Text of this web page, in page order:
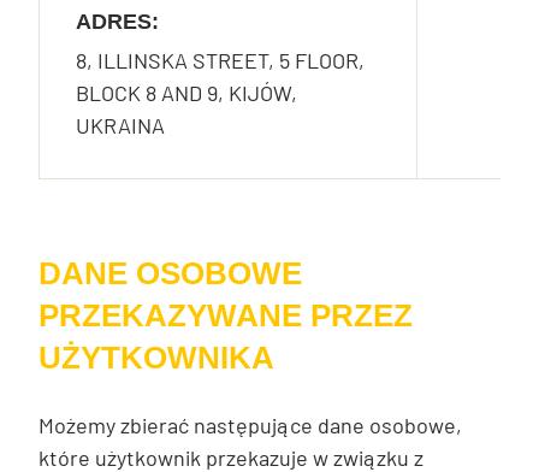
ADRES:
8, ILLINSKA STREET, 5 FLOOR,
BLOCK 8 AND 9, KIJÓW,
UKRAINA
DANE OSOBOWE
PRZEKAZYWANE PRZEZ
UŻYTKOWNIKA
Możemy zbierać następujące dane osobowe,
które użytkownik przekazuje w związku z